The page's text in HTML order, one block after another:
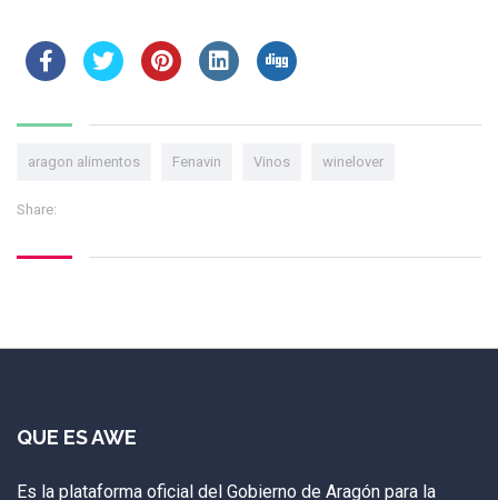
aragon alimentos Fenavin Vinos winelover
Share:
QUE ES AWE
Es la plataforma oficial del Gobierno de Aragón para la